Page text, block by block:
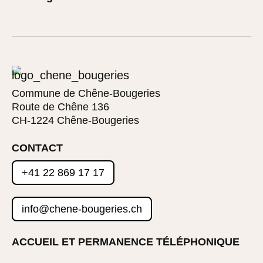
Commune de Chêne-Bougeries
Route de Chêne 136
CH-1224 Chêne-Bougeries
CONTACT
+41 22 869 17 17
info@chene-bougeries.ch
ACCUEIL ET PERMANENCE TÉLÉPHONIQUE